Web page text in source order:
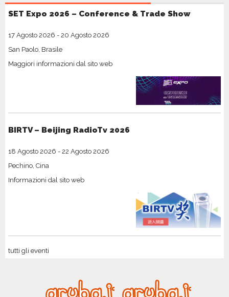
SET Expo 2026 – Conference & Trade Show
17 Agosto 2026 - 20 Agosto 2026
San Paolo, Brasile
Maggiori informazioni dal sito web
BIRTV – Beijing RadioTv 2026
18 Agosto 2026 - 22 Agosto 2026
Pechino, Cina
Informazioni dal sito web
tutti gli eventi